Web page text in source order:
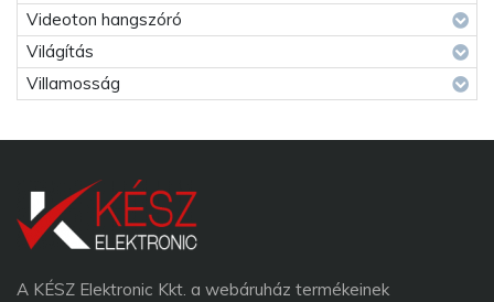
Videoton hangszóró
Világítás
Villamosság
A KÉSZ Elektronic Kkt. a webáruház termékeinek